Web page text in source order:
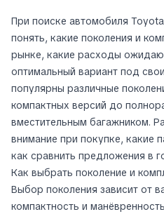
При поиске автомобиля
понять, какие поколения и
рынке, какие расходы
оптимальный вариант под
популярны различные
компактных версий до
вместительным багажником.
внимание при покупке, какие
как сравнить предложения в
Как выбрать поколение и
Выбор поколения зависит от
компактность и